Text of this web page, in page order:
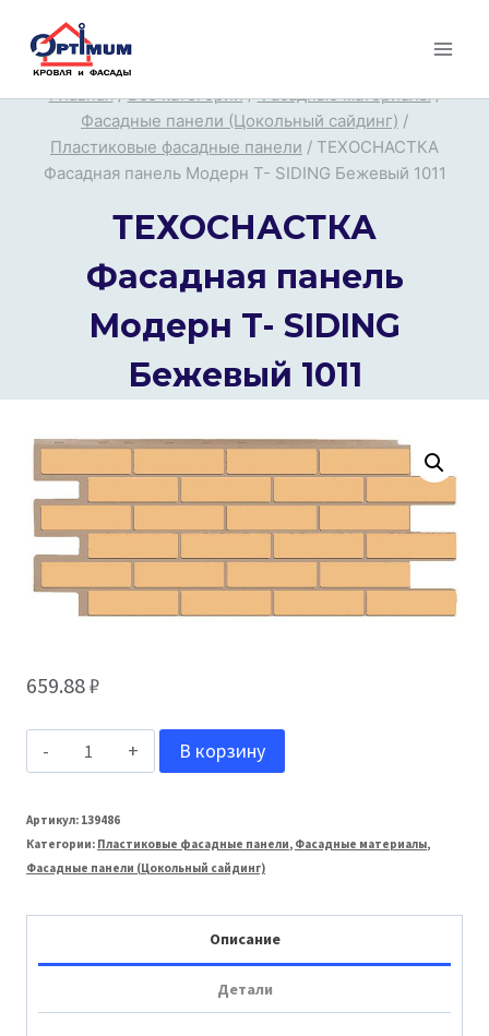
Перейти
Главная / Все категории / Фасадные материалы /
Фасадные панели (Цокольный сайдинг) /
Пластиковые фасадные панели / ТЕХОСНАСТКА
Фасадная панель Модерн T- SIDING Бежевый 1011
ТЕХОСНАСТКА
Фасадная панель
Модерн T- SIDING
Бежевый 1011
659.88₽
Количество
ТЕХОСНАСТКА
Фасадная
Модерн
В корзину
Артикул: 139486
Категории: Пластиковые фасадные панели, Фасадные материалы,
Фасадные панели (Цокольный сайдинг)
Описание
Детали